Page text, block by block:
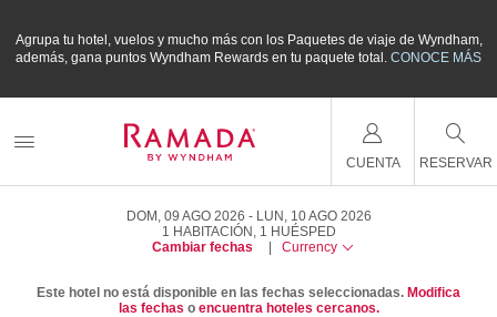
Agrupa tu hotel, vuelos y mucho más con los Paquetes de viaje de Wyndham,
además, gana puntos Wyndham Rewards en tu paquete total.CONOCE MÁS
CUENTA RESERVAR
DOM, 09 AGO 2026
LUN, 10 AGO 2026
1 HABITACIÓN , 1 HUÉSPED
Cambiar fechas
Currency
Este hotel no está disponible en las fechas seleccionadas. Modifica
las fechas o encuentra hoteles cercanos.